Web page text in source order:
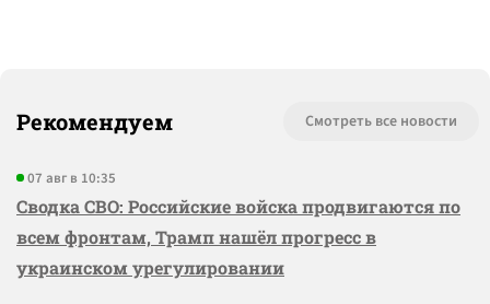
Рекомендуем Смотреть все новости
07 авг в 10:35
Сводка СВО: Российские войска продвигаются по
всем фронтам, Трамп нашёл прогресс в
украинском урегулировании